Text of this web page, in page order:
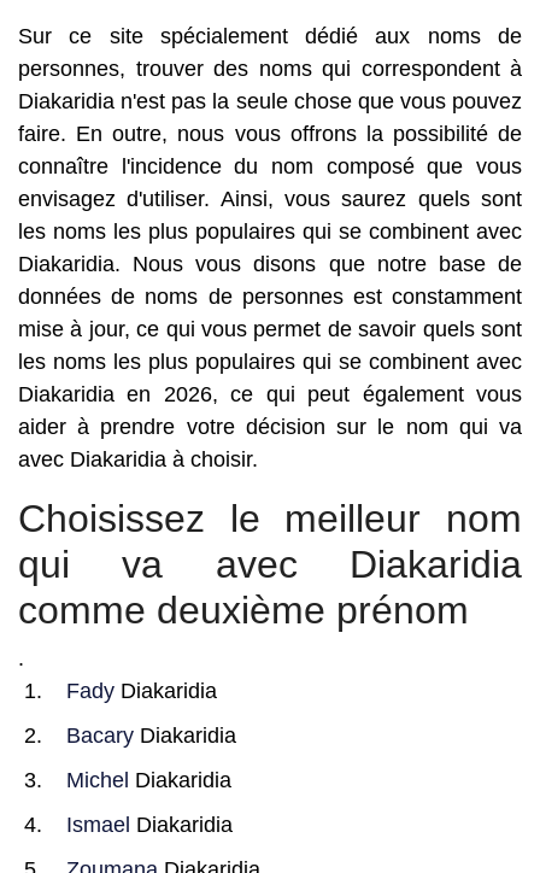
Sur ce site spécialement dédié aux noms de
personnes, trouver des noms qui correspondent à
Diakaridia n'est pas la seule chose que vous pouvez
faire. En outre, nous vous offrons la possibilité de
connaître l'incidence du nom composé que vous
envisagez d'utiliser. Ainsi, vous saurez quels sont
les noms les plus populaires qui se combinent avec
Diakaridia. Nous vous disons que notre base de
données de noms de personnes est constamment
mise à jour, ce qui vous permet de savoir quels sont
les noms les plus populaires qui se combinent avec
Diakaridia en 2026, ce qui peut également vous
aider à prendre votre décision sur le nom qui va
avec Diakaridia à choisir.
Choisissez le meilleur nom
qui va avec Diakaridia
comme deuxième prénom
.
Fady Diakaridia
Bacary Diakaridia
Michel Diakaridia
Ismael Diakaridia